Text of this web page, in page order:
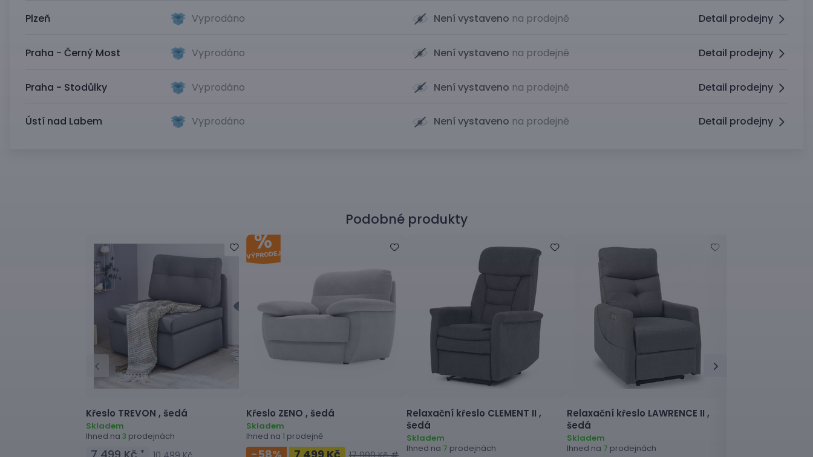
Plzeň Vyprodáno Není vystaveno na prodejně Detail prodejny
Praha - Černý Most Vyprodáno Není vystaveno na prodejně Detail prodejny
Praha - Stodůlky Vyprodáno Není vystaveno na prodejně Detail prodejny
Ústí nad Labem Vyprodáno Není vystaveno na prodejně Detail prodejny
Podobné produkty
Křeslo TREVON , šedá
Skladem
Ihned na 3 prodejnách
*
Křeslo ZENO , šedá
Skladem
Ihned na 1 prodejně
Relaxační křeslo CLEMENT II ,
šedá
Skladem
Ihned na 7 prodejnách
Relaxační křeslo LAWRENCE II ,
šedá
Skladem
Ihned na 7 prodejnách